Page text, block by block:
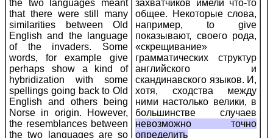
the two languages meant
that there were still many
similarities between Old
English and the language
of the invaders. Some
words, for example give
perhaps show a kind of
hybridization with some
spellings going back to Old
English and others being
Norse in origin. However,
the resemblances between
the two languages are so
захватчиков имели что-то
общее. Некоторые слова,
например, to give
показывают, своего рода,
«скрещивание»
грамматических структур
английского и
скандинавского языков. И,
хотя, сходства между
ними настолько велики, в
большинстве случаев
невозможно точно
определить